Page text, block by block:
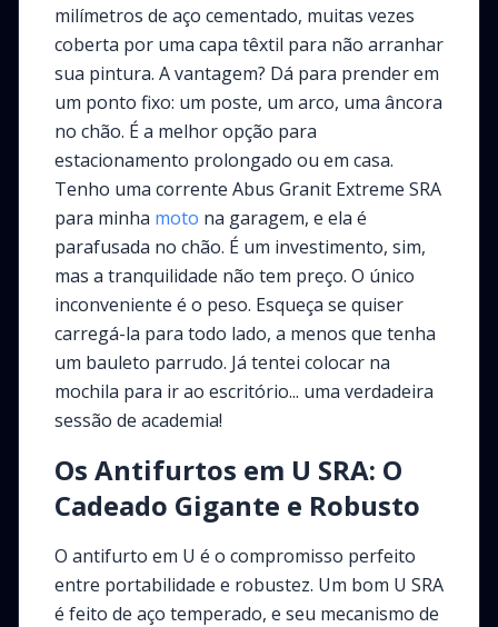
milímetros de aço cementado, muitas vezes
coberta por uma capa têxtil para não arranhar
sua pintura. A vantagem? Dá para prender em
um ponto fixo: um poste, um arco, uma âncora
no chão. É a melhor opção para
estacionamento prolongado ou em casa.
Tenho uma corrente Abus Granit Extreme SRA
para minha moto na garagem, e ela é
parafusada no chão. É um investimento, sim,
mas a tranquilidade não tem preço. O único
inconveniente é o peso. Esqueça se quiser
carregá-la para todo lado, a menos que tenha
um bauleto parrudo. Já tentei colocar na
mochila para ir ao escritório... uma verdadeira
sessão de academia!
Os Antifurtos em U SRA: O
Cadeado Gigante e Robusto
O antifurto em U é o compromisso perfeito
entre portabilidade e robustez. Um bom U SRA
é feito de aço temperado, e seu mecanismo de